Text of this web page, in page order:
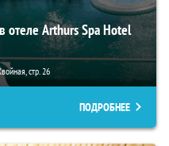
отеле Arthurs Spa Hotel
стр. 26
ПОДРОБНЕЕ